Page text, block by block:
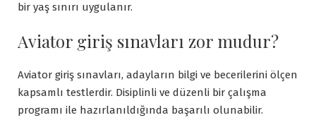
bir yaş sınırı uygulanır.
Aviator giriş sınavları zor mudur?
Aviator giriş sınavları, adayların bilgi ve becerilerini ölçen
kapsamlı testlerdir. Disiplinli ve düzenli bir çalışma
programı ile hazırlanıldığında başarılı olunabilir.